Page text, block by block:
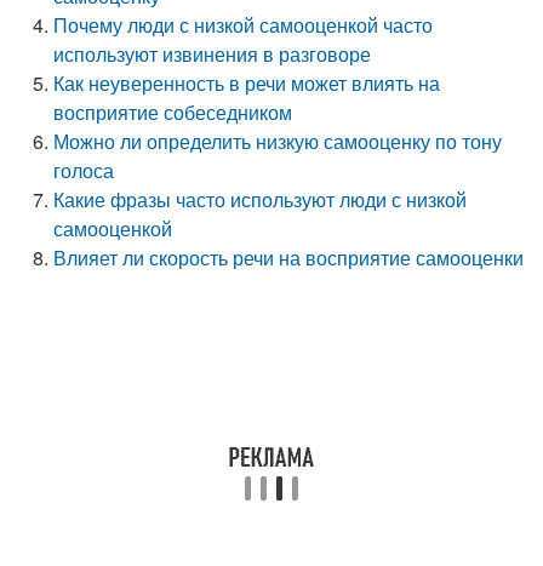
Почему люди с низкой самооценкой часто
используют извинения в разговоре
Как неуверенность в речи может влиять на
восприятие собеседником
Можно ли определить низкую самооценку по тону
голоса
Какие фразы часто используют люди с низкой
самооценкой
Влияет ли скорость речи на восприятие самооценки